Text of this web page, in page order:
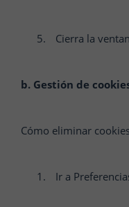
Cierra la
b. Gestión de
Cómo eliminar
Ir a